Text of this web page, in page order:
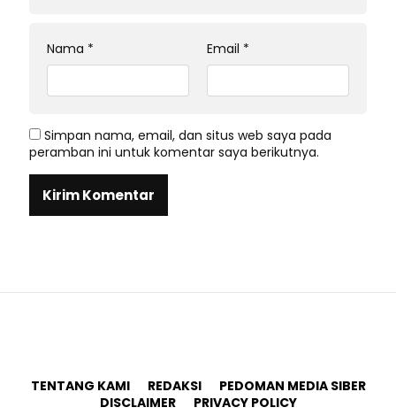
Nama * Email *
Simpan nama, email, dan situs web saya pada
peramban ini untuk komentar saya berikutnya.
TENTANG KAMI REDAKSI
PEDOMAN MEDIA SIBER
DISCLAIMER
PRIVACY POLICY